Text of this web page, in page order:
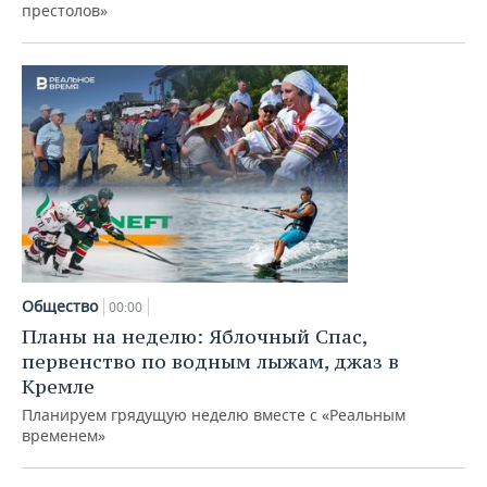
престолов»
Общество 00:00
Планы на неделю: Яблочный Спас,
первенство по водным лыжам, джаз в
Кремле
Планируем грядущую неделю вместе с «Реальным
временем»